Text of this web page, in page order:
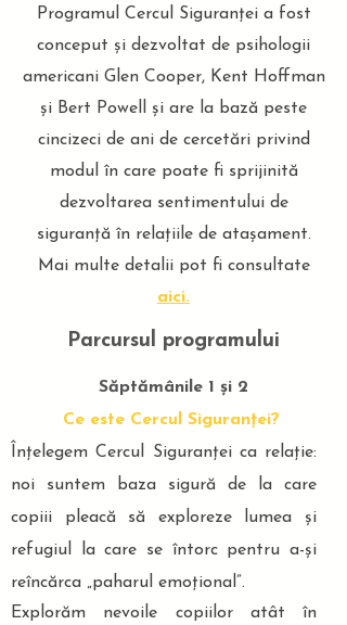
Programul Cercul Siguranței a fost
conceput și dezvoltat de psihologii
americani Glen Cooper, Kent Hoffman
și Bert Powell și are la bază peste
cincizeci de ani de cercetări privind
modul în care poate fi sprijinită
dezvoltarea sentimentului de
siguranță în relațiile de atașament.
Mai multe detalii pot fi consultate
aici.
Parcursul programului
Săptămânile 1 și 2
Ce este Cercul Siguranței?
Înțelegem Cercul Siguranței ca relație:
noi suntem baza sigură de la care
copiii pleacă să exploreze lumea și
refugiul la care se întorc pentru a-și
reîncărca „paharul emoțional”.
Explorăm nevoile copiilor atât în